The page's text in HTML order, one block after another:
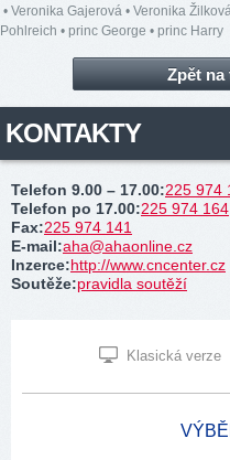
• Veronika Gajerová • Veronika Žilková
Pohlreich • princ George • princ Harry
Zpět
KONTAKTY
Telefon 9.00 – 17.00:225 974
Telefon po 17.00:225 974 164
Fax:225 974 141
E-mail:aha@ahaonline.cz
Inzerce:http://www.cncenter.cz
Soutěže:pravidla soutěží
Klasická verze